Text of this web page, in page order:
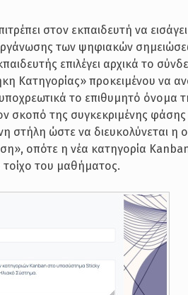
στον εκπαιδευτή να
των ψηφιακών
επιλέγει αρχικά το
Κατηγορίας» προκειμένου να
το επιθυμητό όνομα
σκοπό της συγκεκριμένης
στήλη ώστε να διευκολύνεται
οπότε η νέα κατηγορία
του μαθήματος.